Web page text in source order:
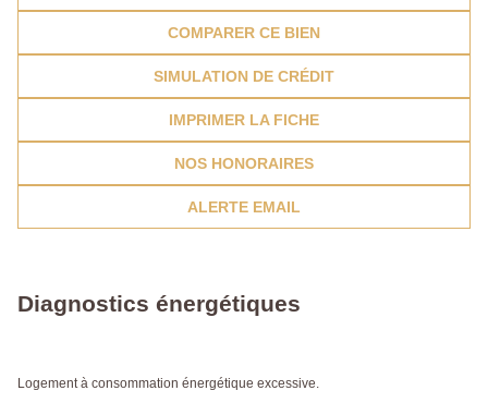
COMPARER CE BIEN
SIMULATION DE CRÉDIT
IMPRIMER LA FICHE
NOS HONORAIRES
ALERTE EMAIL
Diagnostics énergétiques
Logement à consommation énergétique excessive.